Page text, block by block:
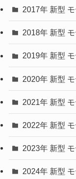
(35)
(10)
(9)
(4)
2017年 新型
2018年 新型
2019年 新型
2020年 新型
2021年 新型
2022年 新型
2023年 新型
2024年 新型